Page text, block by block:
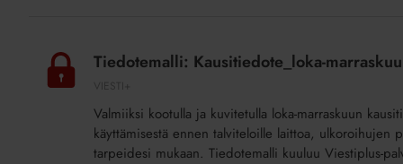
Kausitiedote_loka-
marraskuu
2025
(lisäpalvelu)
Tiedotemalli: Kausitiedote_loka-
Valmiiksi kootulla ja kuvitetulla loka-marraskuun
käyttämisestä ennen talviteloille laittoa, ulkoroihujen
tarpeidesi mukaan. Tiedotemalli kuuluu Viestiplus-